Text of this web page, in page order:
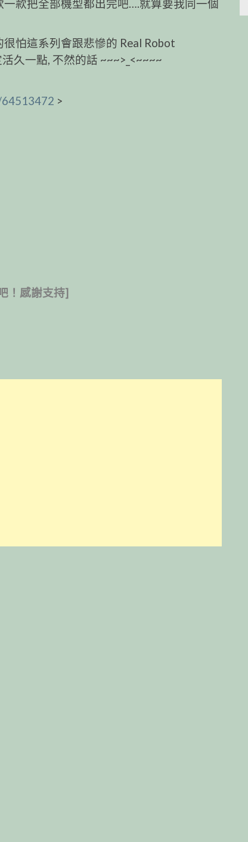
款把全部機型都出完吧….就算要我同一個
怕這系列會跟悲慘的 Real Robot
久一點, 不然的話 ~~~>_<~~~~
>
！感謝支持]